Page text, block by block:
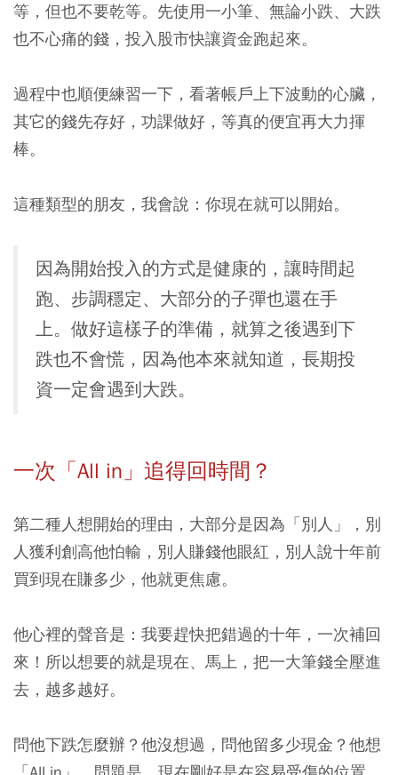
等，但也不要乾等。 先使用一小筆、無論小跌、大跌
也不心痛的錢，投入股市快讓資金跑起來。
過程中也順便練習一下，看著帳戶上下波動的心臟，
其它的錢先存好，功課做好，等真的便宜再大力揮
棒。
這種類型的朋友，我會說：你現在就可以開始。
因為開始投入的方式是健康的，讓時間起
跑、步調穩定、大部分的子彈也還在手
上。做好這樣子的準備，就算之後遇到下
跌也不會慌，因為他本來就知道，長期投
資一定會遇到大跌。
一次「All in」追得回時間？
第二種人想開始的理由，大部分是因為「別人」，別
人獲利創高他怕輸，別人賺錢他眼紅，別人說十年前
買到現在賺多少，他就更焦慮。
他心裡的聲音是：我要趕快把錯過的十年，一次補回
來！所以想要的就是現在、馬上，把一大筆錢全壓進
去，越多越好。
問他下跌怎麼辦？他沒想過，問他留多少現金？他想